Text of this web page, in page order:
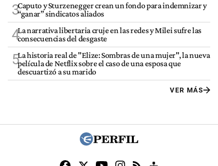
3Caputo y Sturzenegger crean un fondo para indemnizar y
“ganar” sindicatos aliados
4La narrativa libertaria cruje en las redes y Milei sufre las
consecuencias del desgaste
5La historia real de "Elize: Sombras de una mujer", la nueva
película de Netflix sobre el caso de una esposa que
descuartizó a su marido
VER MÁS